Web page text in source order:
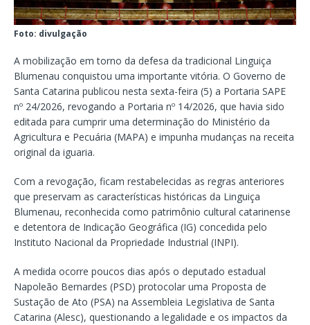
Foto: divulgação
A mobilização em torno da defesa da tradicional Linguiça
Blumenau conquistou uma importante vitória. O Governo de
Santa Catarina publicou nesta sexta-feira (5) a Portaria SAPE
nº 24/2026, revogando a Portaria nº 14/2026, que havia sido
editada para cumprir uma determinação do Ministério da
Agricultura e Pecuária (MAPA) e impunha mudanças na receita
original da iguaria.
Com a revogação, ficam restabelecidas as regras anteriores
que preservam as características históricas da Linguiça
Blumenau, reconhecida como patrimônio cultural catarinense
e detentora de Indicação Geográfica (IG) concedida pelo
Instituto Nacional da Propriedade Industrial (INPI).
A medida ocorre poucos dias após o deputado estadual
Napoleão Bernardes (PSD) protocolar uma Proposta de
Sustação de Ato (PSA) na Assembleia Legislativa de Santa
Catarina (Alesc), questionando a legalidade e os impactos da